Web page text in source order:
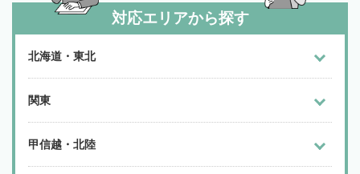
対応エリアから探す
北海道・東北
関東
甲信越・北陸